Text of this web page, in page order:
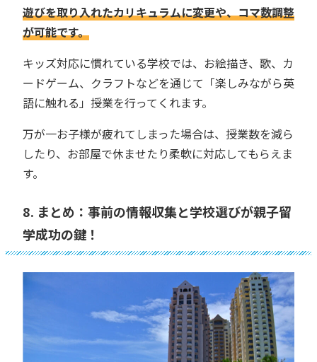
遊びを取り入れたカリキュラムに変更や、コマ数調整
が可能です。
キッズ対応に慣れている学校では、お絵描き、歌、カ
ードゲーム、クラフトなどを通じて「楽しみながら英
語に触れる」授業を行ってくれます。
万が一お子様が疲れてしまった場合は、授業数を減ら
したり、お部屋で休ませたり柔軟に対応してもらえま
す。
8. まとめ：事前の情報収集と学校選びが親子留
学成功の鍵！